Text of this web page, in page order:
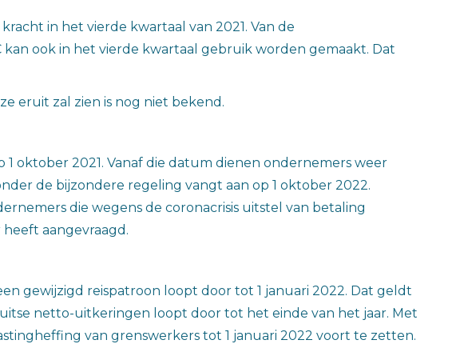
in het vierde kwartaal van 2021. Van de
ook in het vierde kwartaal gebruik worden gemaakt. Dat
eruit zal zien is nog niet bekend.
oktober 2021. Vanaf die datum dienen ondernemers weer
de bijzondere regeling vangt aan op 1 oktober 2022.
die wegens de coronacrisis uitstel van betaling
aangevraagd.
gewijzigd reispatroon loopt door tot 1 januari 2022. Dat geldt
netto-uitkeringen loopt door tot het einde van het jaar. Met
van grenswerkers tot 1 januari 2022 voort te zetten.